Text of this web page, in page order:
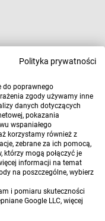
Polityka prywatności
do poprawnego
zgody używamy inne
danych dotyczących
pokazania
wspaniałego
korzystamy również z
zebrane za ich pomocą,
którzy mogą połączyć je
informacji na temat
na poszczególne, wybierz
i pomiaru skuteczności
Google LLC, więcej